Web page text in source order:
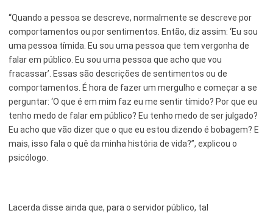
“Quando a pessoa se descreve, normalmente se descreve por
comportamentos ou por sentimentos. Então, diz assim: ‘Eu sou
uma pessoa tímida. Eu sou uma pessoa que tem vergonha de
falar em público. Eu sou uma pessoa que acho que vou
fracassar’. Essas são descrições de sentimentos ou de
comportamentos. É hora de fazer um mergulho e começar a se
perguntar: ‘O que é em mim faz eu me sentir tímido? Por que eu
tenho medo de falar em público? Eu tenho medo de ser julgado?
Eu acho que vão dizer que o que eu estou dizendo é bobagem? E
mais, isso fala o quê da minha história de vida?”, explicou o
psicólogo.
Lacerda disse ainda que, para o servidor público, tal